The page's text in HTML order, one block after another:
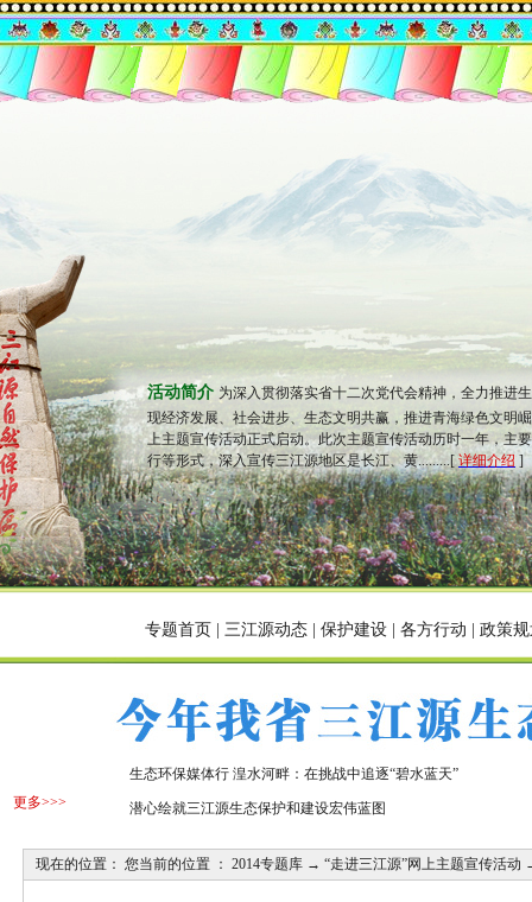
活动简介 为深入贯彻落实省十二次党代会精神，全力推进
现经济发展、社会进步、生态文明共赢，推进青海绿色文明
上主题宣传活动正式启动。此次主题宣传活动历时一年，主
行等形式，深入宣传三江源地区是长江、黄.........[详细介绍 ]
专题首页 三江源动态| 保护建设| 各方行动 政策规
更多>>>
生态环保媒体行 湟水河畔：在挑战中追逐“碧水蓝天”
潜心绘就三江源生态保护和建设宏伟蓝图
现在的位置： 您当前的位置 ： 2014专题库 → “走进三江源”网上主题宣传活动